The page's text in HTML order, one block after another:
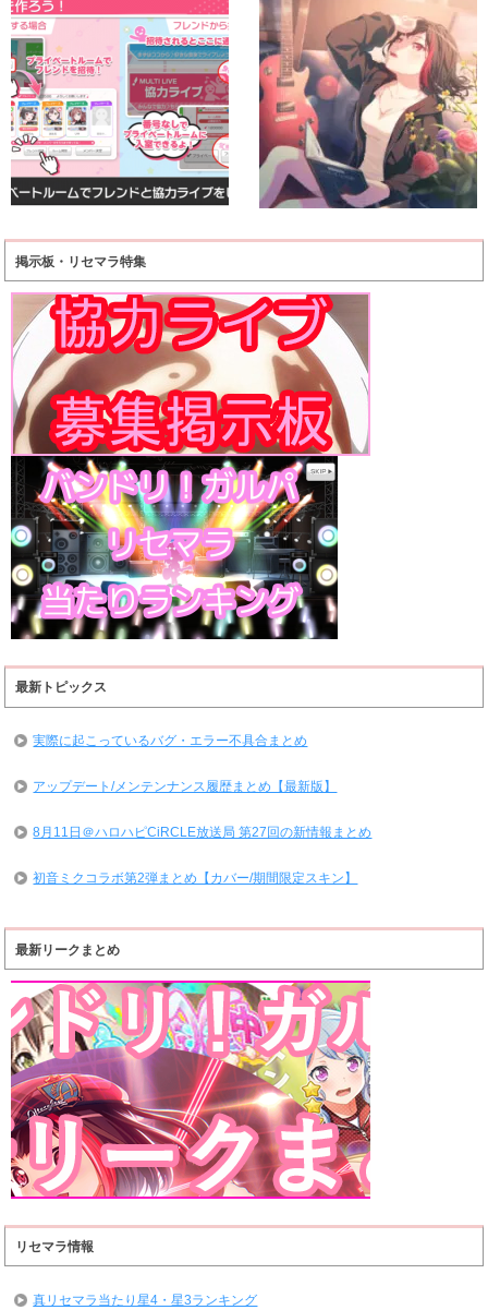
掲示板・リセマラ特集
最新トピックス
実際に起こっているバグ・エラー不具合まとめ
アップデート/メンテンナンス履歴まとめ【最新版】
8月11日＠ハロハピCiRCLE放送局 第27回の新情報まとめ
初音ミクコラボ第2弾まとめ【カバー/期間限定スキン】
最新リークまとめ
リセマラ情報
真リセマラ当たり星4・星3ランキング